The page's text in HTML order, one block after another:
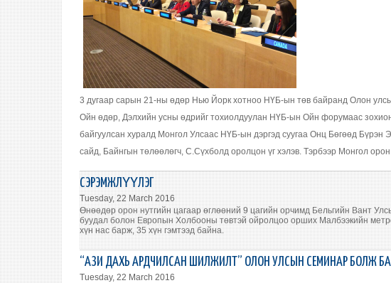
3 дугаар сарын 21-ны өдөр Нью Йорк хотноо НҮБ-ын төв байранд Олон
Ойн өдөр, Дэлхийн усны өдрийг тохиолдуулан НҮБ-ын Ойн форумаас
байгуулсан хуралд Монгол Улсаас НҮБ-ын дэргэд суугаа Онц Бөгөөд Бүрэн
сайд, Байнгын төлөөлөгч, С.Сүхболд оролцон үг хэлэв. Тэрбээр Монгол
СЭРЭМЖЛҮҮЛЭГ
Tuesday, 22 March 2016
Өнөөдөр орон нутгийн цагаар өглөөний 9 цагийн орчимд Бельгийн Вант
буудал болон Европын Холбооны төвтэй ойролцоо орших Малбээкийн
хүн нас барж, 35 хүн гэмтээд байна.
“АЗИ ДАХЬ АРДЧИЛСАН ШИЛЖИЛТ” ОЛОН УЛСЫН СЕМИНАР БОЛЖ
Tuesday, 22 March 2016